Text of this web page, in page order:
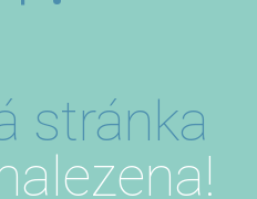
stránka